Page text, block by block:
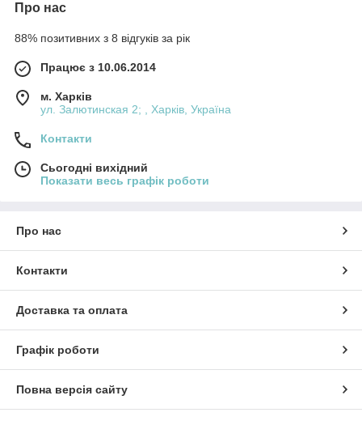
Про нас
88% позитивних з 8 відгуків за рік
Працює з 10.06.2014
м. Харків
ул. Залютинская 2; , Харків, Україна
Контакти
Сьогодні вихідний
Показати весь графік роботи
Про нас
Контакти
Доставка та оплата
Графік роботи
Повна версія сайту